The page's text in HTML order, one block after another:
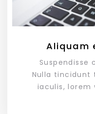
Aliquam
Suspendisse
Nulla tincidunt
iaculis, lorem